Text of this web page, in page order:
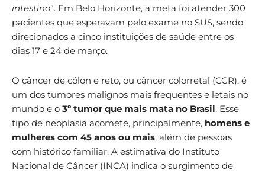
intestino”. Em Belo Horizonte, a meta foi atender 300
pacientes que esperavam pelo exame no SUS, sendo
direcionados a cinco instituições de saúde entre os
dias 17 e 24 de março.
O câncer de cólon e reto, ou câncer colorretal (CCR), é
um dos tumores malignos mais frequentes e letais no
mundo e o 3º tumor que mais mata no Brasil. Esse
tipo de neoplasia acomete, principalmente, homens e
mulheres com 45 anos ou mais, além de pessoas
com histórico familiar. A estimativa do Instituto
Nacional de Câncer (INCA) indica o surgimento de